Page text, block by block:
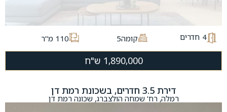
4 חדרים קומה5 110 מ"ר
1,890,000 ש"ח
דירת 3.5 חדרים, בשכונת רמת דן
רמלה, רח' שמחה הולצברג, שכונה רמת דן